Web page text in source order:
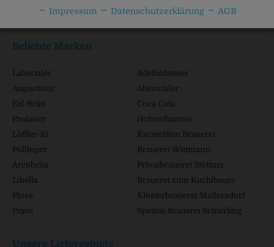
Beliebte Marken
Labertaler
Adelholzener
Augustiner
Abenstaler
Erl-Bräu
Coca Cola
Paulaner
Hohenthanner
Löffler-Ei
Karmeliten Brauerei
Pöllinger
Brauerei Wittmann
Arcobräu
Privatbrauerei Stöttner
Libella
Brauerei zum Kuchlbauer
Plose
Klosterbrauerei Mallersdorf
Pepsi
Spezial-Brauerei Schierling
Unsere Liefergebiete
Impressum Datenschutzerklärung AGB